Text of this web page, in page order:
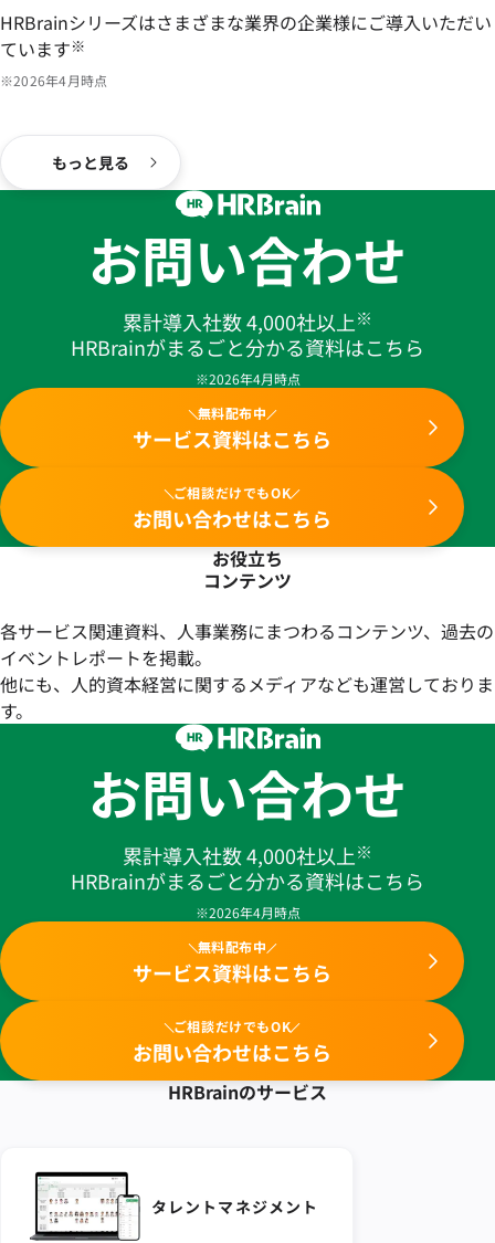
HRBrainシリーズはさまざまな業界の企業様にご導入いただい
ています※
※2026年4月時点
もっと見る
お問い合わせ
累計導入社数 4,000社以上※
HRBrainがまるごと分かる資料はこちら
※2026年4月時点
無料配布中
サービス資料はこちら
ご相談だけでもOK
お問い合わせはこちら
お役立ち
コンテンツ
各サービス関連資料、人事業務にまつわるコンテンツ、過去の
イベントレポートを掲載。
他にも、人的資本経営に関するメディアなども運営しておりま
す。
お問い合わせ
累計導入社数 4,000社以上※
HRBrainがまるごと分かる資料はこちら
※2026年4月時点
無料配布中
サービス資料はこちら
ご相談だけでもOK
お問い合わせはこちら
HRBrainのサービス
タレントマネジメント